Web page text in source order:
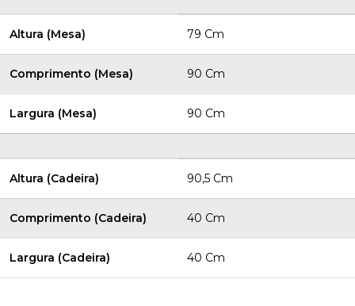
Altura (Mesa) 79 Cm
Comprimento (Mesa) 90 Cm
Largura (Mesa) 90 Cm
Altura (Cadeira) 90,5 Cm
Comprimento (Cadeira) 40 Cm
Largura (Cadeira) 40 Cm